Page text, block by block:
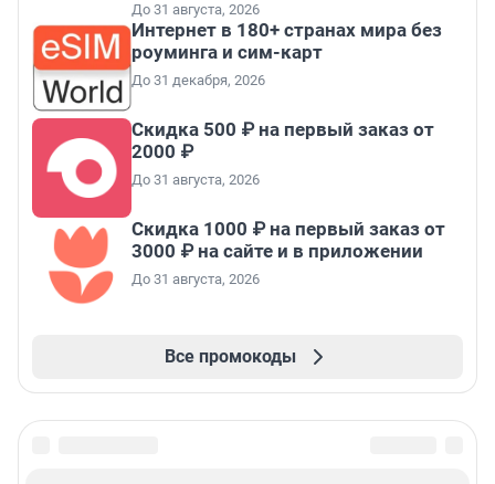
До 31 августа, 2026
Интернет в 180+ странах мира без
роуминга и сим-карт
До 31 декабря, 2026
Скидка 500 ₽ на первый заказ от
2000 ₽
До 31 августа, 2026
Скидка 1000 ₽ на первый заказ от
3000 ₽ на сайте и в приложении
До 31 августа, 2026
Все промокоды